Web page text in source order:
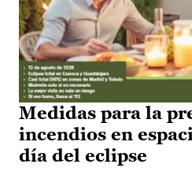
Medidas para la
incendios en
día del eclipse